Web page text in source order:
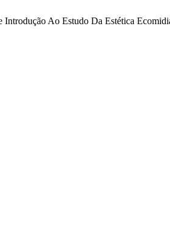
Ao Estudo Da Estética